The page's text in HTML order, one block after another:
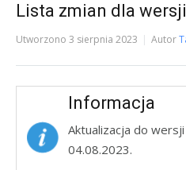
Lista zmian dla
Utworzono 3 sierpnia 2023 Autor
Informacja
Aktualizacja do
04.08.2023.